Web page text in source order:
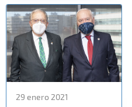
29 enero 2021